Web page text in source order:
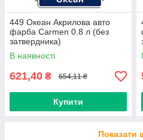
449 Океан Акрилова авто
фарба Carmen 0.8 л (без
затвердника)
В наявності
621,40 ₴ 654,11 ₴
Купити
Показати